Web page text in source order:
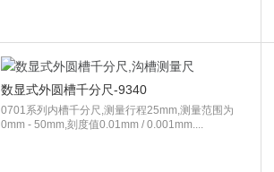
数显式外圆槽千分尺-9340
0701系列内槽千分尺,测量行程25mm,测量范围为
0mm - 50mm,刻度值0.01mm / 0.001mm....